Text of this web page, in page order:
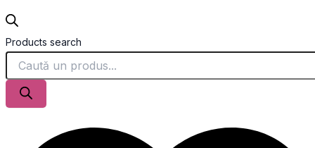
Products search